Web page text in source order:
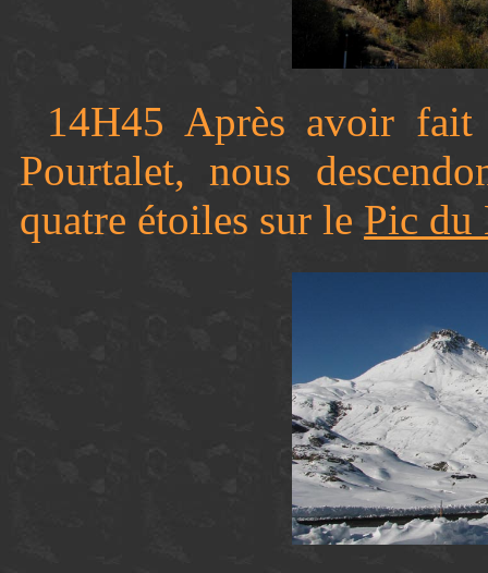
14H45 Après avoir
Pourtalet, nous
quatre étoiles sur le Pic du